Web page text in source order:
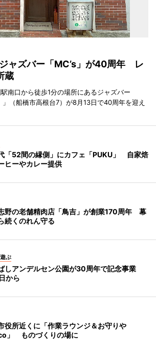
ャズバー「MC’s」が40周年 レ
蔵
南口から徒歩1分の場所にあるジャズバー
」（船橋市高根台7）が8月13日で40周年を迎え
「52間の縁側」にカフェ「PUKU」 自家焙
ヒーやカレー提供
野の老舗精肉店「鳥吉」が創業170周年 幕
続くのれん守る
ぶ
しアンデルセン公園が30周年で記念事業
から
役所近くに「作業ラウンジ＆お守りや
」 ものづくりの場に